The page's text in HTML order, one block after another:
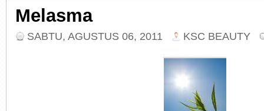
Melasma
SABTU, AGUSTUS 06, 2011 KSC BEAUTY